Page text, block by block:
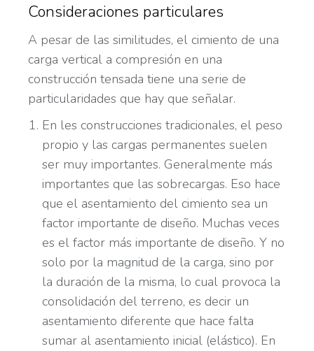
Consideraciones particulares
A pesar de las similitudes, el cimiento de una
carga vertical a compresión en una
construcción tensada tiene una serie de
particularidades que hay que señalar.
En les construcciones tradicionales, el peso
propio y las cargas permanentes suelen
ser muy importantes. Generalmente más
importantes que las sobrecargas. Eso hace
que el asentamiento del cimiento sea un
factor importante de diseño. Muchas veces
es el factor más importante de diseño. Y no
solo por la magnitud de la carga, sino por
la duración de la misma, lo cual provoca la
consolidación del terreno, es decir un
asentamiento diferente que hace falta
sumar al asentamiento inicial (elástico). En